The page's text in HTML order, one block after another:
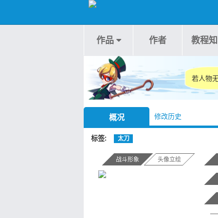
作品 作者 教程
若人物
概况 修改历史
标签 太刀
战斗形象 头像立绘